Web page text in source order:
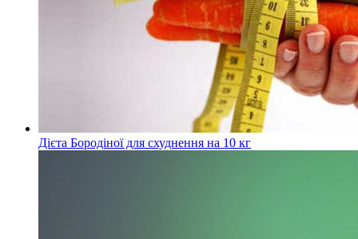
Дієта Бородіної для схуднення на 10 кг